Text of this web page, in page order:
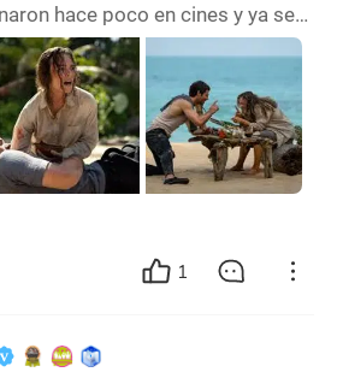
hace poco en cines y ya se
Send Help, El Sobreviviente,
Send Help Título original:
Año: 2026
Estados Unidos Director: Sam
Rachel McAdams, Dylan
Sinopsis: Cuando do
1